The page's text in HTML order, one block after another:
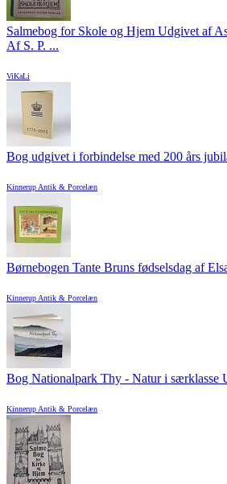
Salmebog for Skole og Hjem Udgivet af
Af S. P. ...
ViKaLi
Bog udgivet i forbindelse med 200 års
Kinnerup Antik & Porcelæn
Børnebogen Tante Bruns fødselsdag af
Kinnerup Antik & Porcelæn
Bog Nationalpark Thy - Natur i særklasse
Kinnerup Antik & Porcelæn